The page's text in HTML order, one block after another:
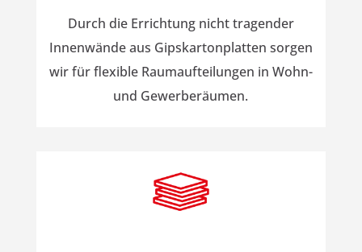
Durch die Errichtung nicht tragender
Innenwände aus Gipskartonplatten sorgen
wir für flexible Raumaufteilungen in Wohn-
und Gewerberäumen.